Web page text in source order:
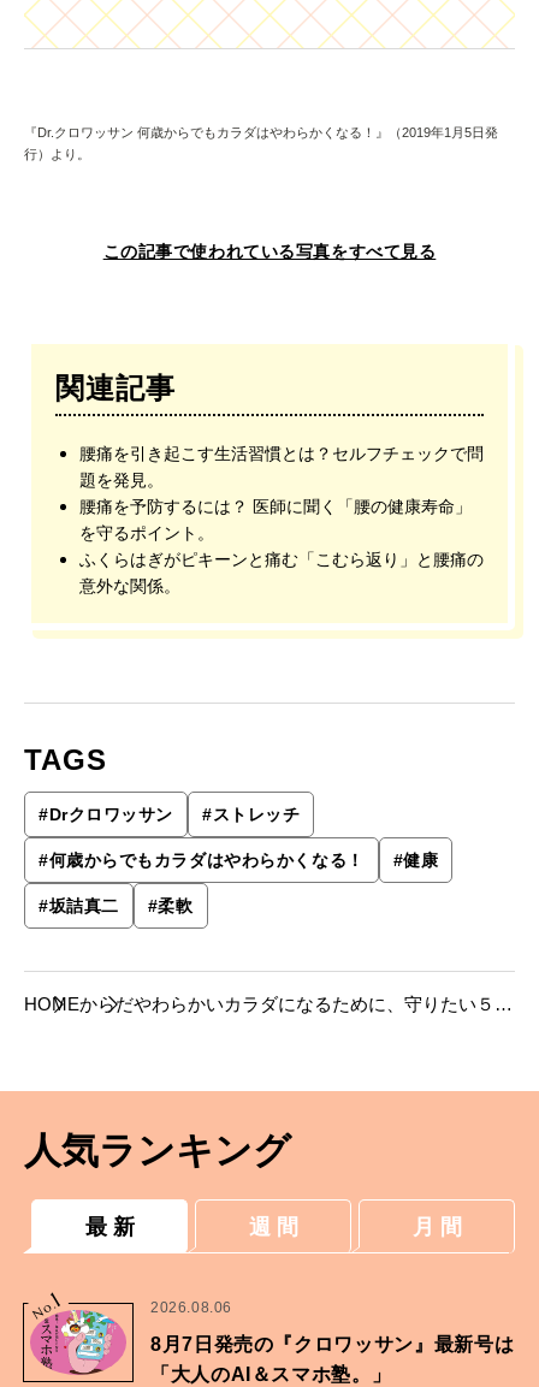
『Dr.クロワッサン 何歳からでもカラダはやわらかくなる！』（2019年1月5日発
行）より。
この記事で使われている写真をすべて見る
関連記事
腰痛を引き起こす生活習慣とは？セルフチェックで問
題を発見。
腰痛を予防するには？ 医師に聞く「腰の健康寿命」
を守るポイント。
ふくらはぎがピキーンと痛む「こむら返り」と腰痛の
意外な関係。
TAGS
#Drクロワッサン #ストレッチ
#何歳からでもカラダはやわらかくなる！ #健康
#坂詰真二 #柔軟
HOMEからだやわらかいカラダになるために、守りたい５つ
人気ランキング
最 新 週 間 月 間
No.
1 2026.08.06
8月7日発売の『クロワッサン』最新号は
「大人のAI＆スマホ塾。」